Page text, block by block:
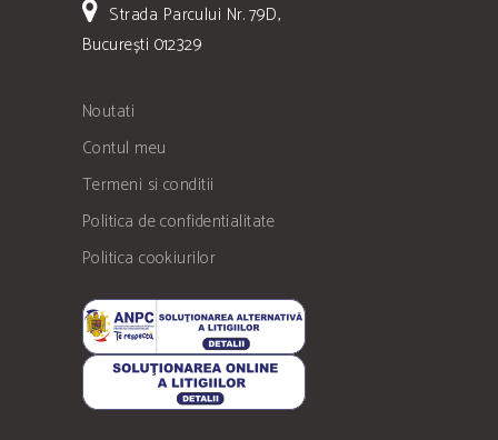
Strada Parcului Nr. 79D,
București 012329
Noutati
Contul meu
Termeni si conditii
Politica de confidentialitate
Politica cookiurilor